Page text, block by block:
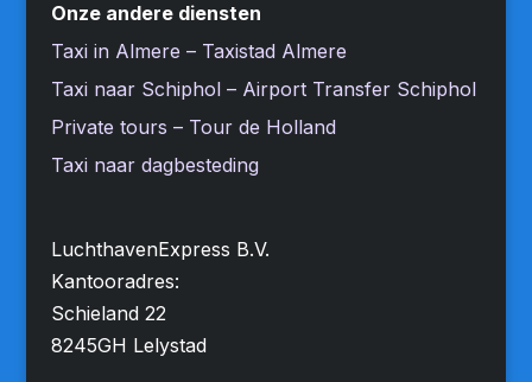
Onze andere diensten
Taxi in Almere – Taxistad Almere
Taxi naar Schiphol – Airport Transfer Schiphol
Private tours – Tour de Holland
Taxi naar dagbesteding
LuchthavenExpress B.V.
Kantooradres:
Schieland 22
8245GH Lelystad